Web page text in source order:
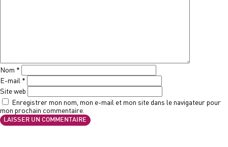
Nom *
E-mail *
Site web
Enregistrer mon nom, mon e-mail et mon site dans le navigateur pour
mon prochain commentaire.